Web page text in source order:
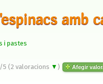
amb
i pastes
/5 (2 valoracions ▼ ) Afegir